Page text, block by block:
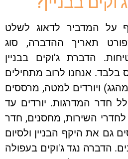
על המדביר לדאוג לשלט
תאריך ההדברה, סוג
הדברת ג'וקים בבניין
בלבד. אנחנו לרוב מתחילים
ויורדים למטה, מרססים
חדר המדרגות. יורדים עד
השירות, מחסנים, חדר
גם את היקף הבניין ולסיום
הדברה נגד ג'וקים בעפולה